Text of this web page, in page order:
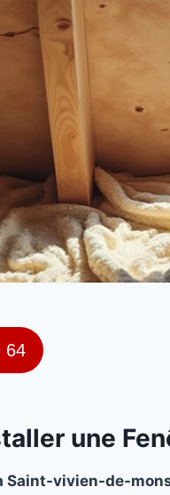
64
une
Saint-vivien-de-